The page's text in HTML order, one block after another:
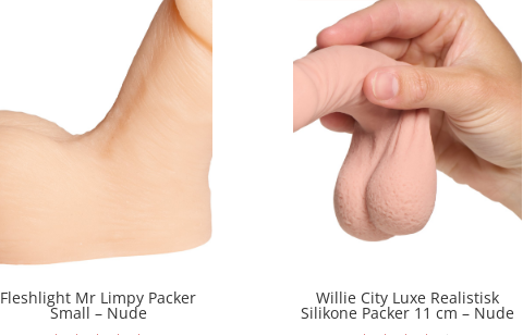
Fleshlight Mr Limpy Packer
Small – Nude
Willie City Luxe Realistisk
Silikone Packer 11 cm – Nude